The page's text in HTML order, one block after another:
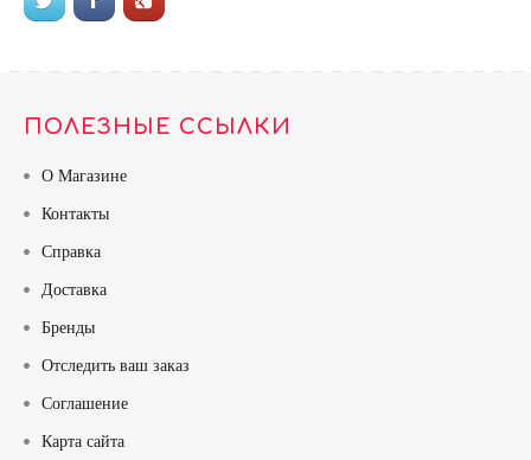
ПОЛЕЗНЫЕ ССЫЛКИ
О Магазине
Контакты
Справка
Доставка
Бренды
Отследить ваш заказ
Соглашение
Карта сайта